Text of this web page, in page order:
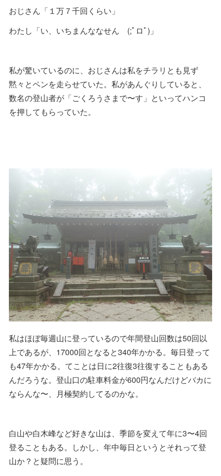
おじさん「１万７千回くらい」
わたし「い、いちまんななせん (;ﾟロﾟ)」
私が驚いているのに、おじさんは私をチラリとも見ず
黙々とペンを走らせていた。私があんぐりしていると、
数名の登山者が「ごくろうさまで〜す」といってハンコ
を押してもらっていた。
私はほぼ毎週山に登っているので年間登山回数は50回以
上であるが、17000回となると340年かかる。毎日登って
も47年かかる。てことは日に2往復3往復することもある
んだろうな。登山口の駐車料金が600円なんだけどバカに
ならんな〜、月極契約してるのかな。
白山や白木峰など好きな山は、季節を変えて年に3〜4回
登ることもある。しかし、年中毎日というとそれって登
山か？と疑問に思う。